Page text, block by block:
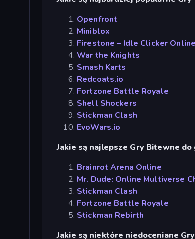
Openfront
Miniblox
Firestone – Idle Clicker
War the Knights
Smash Karts
Redcoats.io
Fortzone Battle Royale
Shell Shockers
Stickman Clash
EvoWars.io
Jakie są najlepsze Gry Bitewne
Brainrot Arena Online
Mr. Dude: Online Multiverse
Stickman Clash
Fortzone Battle Royale
Stickman Rebirth
Jakie są niektóre niedoceniane